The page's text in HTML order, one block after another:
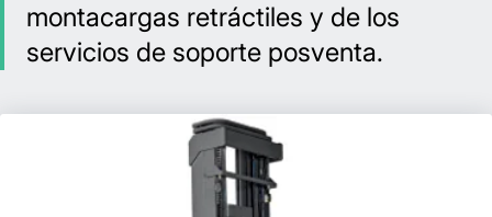
montacargas retráctiles y de los
servicios de soporte posventa.